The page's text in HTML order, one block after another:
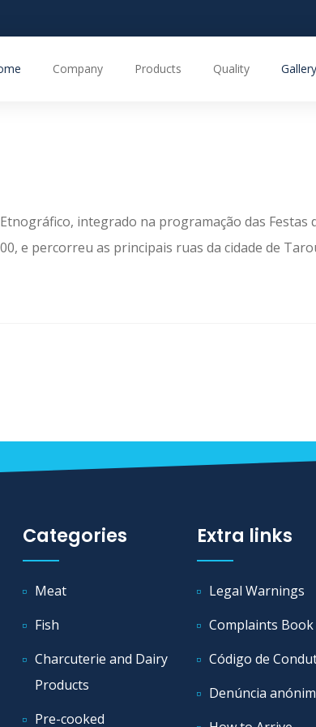
Company Products Quality Gallery
integrado na programação das Festas
e percorreu as principais ruas da cidade de
Categories
Meat
Fish
Charcuterie and Dairy
Products
Pre-cooked
Extra links
Legal Warnings
Complaints Book
Código de
Denúncia